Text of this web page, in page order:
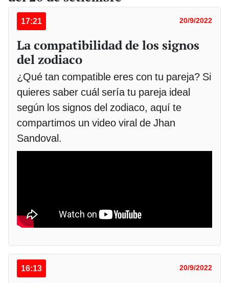
17:21 20/9/2022
La compatibilidad de los signos
del zodiaco
¿Qué tan compatible eres con tu pareja? Si
quieres saber cuál sería tu pareja ideal
según los signos del zodiaco, aquí te
compartimos un video viral de Jhan
Sandoval.
16:13 20/9/2022